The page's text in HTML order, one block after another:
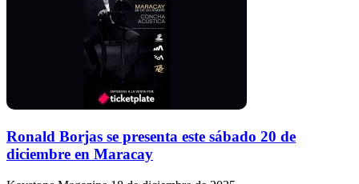
Ronald Borjas se presenta este sábado 20 de
diciembre en Maracay